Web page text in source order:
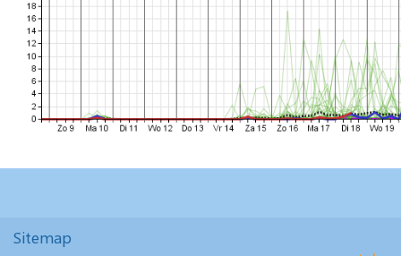
Sitemap